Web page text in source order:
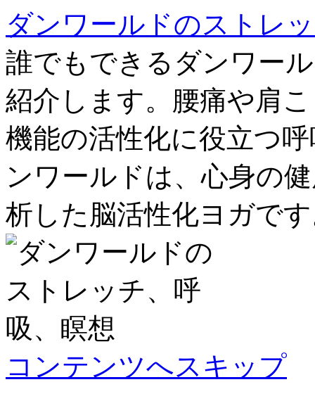
ダンワールドのストレ
誰でもできるダンワー
紹介します。腰痛や肩
機能の活性化に役立つ
ンワールドは、心身の
析した脳活性化ヨガで
コンテンツへスキップ